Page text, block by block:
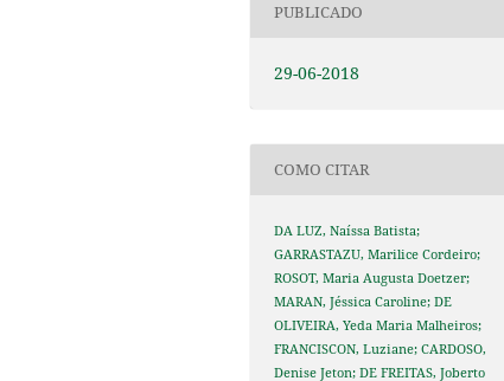
PUBLICADO
29-06-2018
COMO CITAR
DA LUZ, Naíssa Batista;
GARRASTAZU, Marilice Cordeiro;
ROSOT, Maria Augusta Doetzer;
MARAN, Jéssica Caroline; DE
OLIVEIRA, Yeda Maria Malheiros;
FRANCISCON, Luziane; CARDOSO,
Denise Jeton; DE FREITAS, Joberto